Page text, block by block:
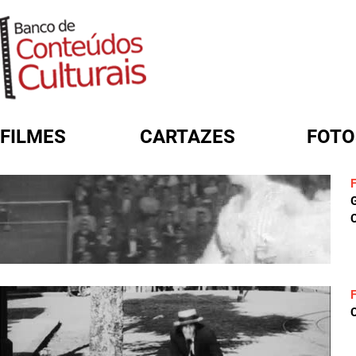
FILMES CARTAZES
FORMULÁRIO DE BUSCA